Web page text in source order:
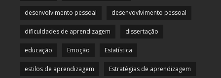
desenvolvimento pessoal desenvovlvimento pessoal
dificuldades de aprendizagem dissertação
educação Emoção Estatística
estilos de aprendizagem Estratégias de aprendizagem